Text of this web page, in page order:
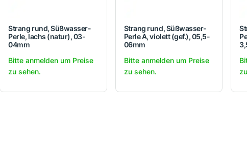
Strang rund, Süßwasser-
Perle, lachs (natur), 03-
04mm
Bitte anmelden um Preise
zu sehen.
Strang rund, Süßwasser-
Perle A, violett (gef.), 05,5-
06mm
Bitte anmelden um Preise
zu sehen.